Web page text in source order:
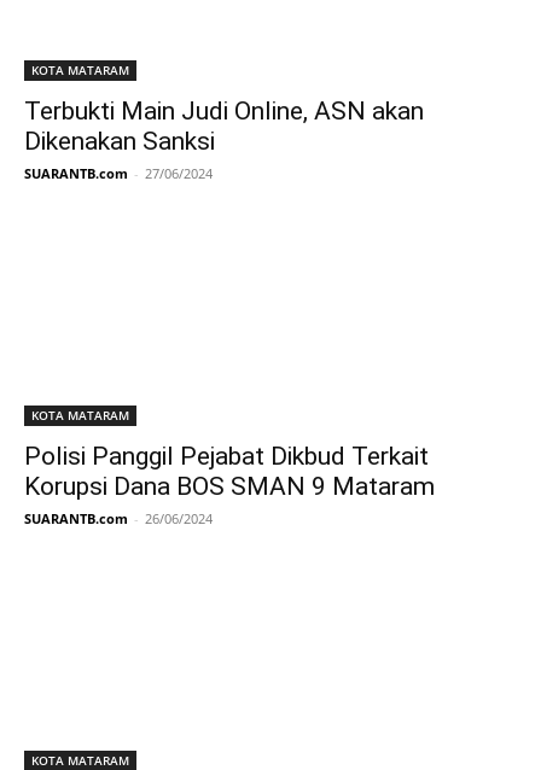
KOTA MATARAM
Terbukti Main Judi Online, ASN akan
Dikenakan Sanksi
SUARANTB.com - 27/06/2024
KOTA MATARAM
Polisi Panggil Pejabat Dikbud Terkait
Korupsi Dana BOS SMAN 9 Mataram
SUARANTB.com - 26/06/2024
KOTA MATARAM